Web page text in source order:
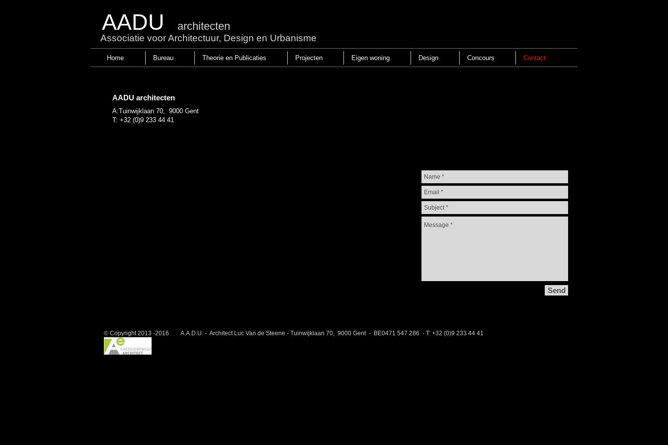
AADU architecten
Associatie voor Architectuur, Design en Urbanisme
Home Bureau Theorie en Publicaties Projecten Eigen woning Design Concours Contact
AADU architecten
A:Tuinwijklaan 70, 9000 Gent
T: +32 (0)9 233 44 41
Send
© Copyright 2013 -2016 A.A.D.U. - Architect Luc Van de Steene - Tuinwijklaan 70, 9000 Gent - BE0471 547 286 - T: +32 (0)9 233 44 41